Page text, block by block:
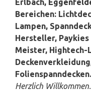
Erlbach,
Bereichen:
Lampen,
Hersteller, Paykies
Meister, Hightech-
Folienspanndecken.
Herzlich Willkommen.